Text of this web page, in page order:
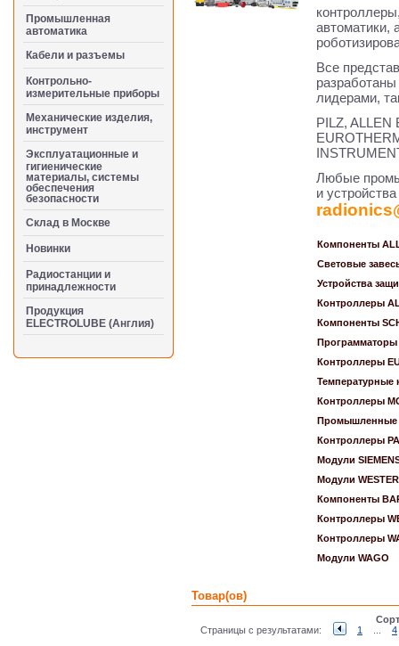
автоматики,
Все
лидерами,
PILZ, ALLEN
Любые
и
Компоненты
Световые
Устройства
Контроллеры
Компоненты
Программаторы
Контроллеры
Температурные
Контроллеры
Промышленные
Контроллеры
Модули
Модули
Компоненты
Контроллеры
Контроллеры
Модули WAGO
Товар(ов)
Страницы с результатами:
1 4
Промышленная
автоматика
Кабели и разъемы
Контрольно-
измерительные приборы
Механические изделия,
инструмент
Эксплуатационные и
гигиенические
материалы, системы
обеспечения
безопасности
Cклад в Москве
Новинки
Радиостанции и
принадлежности
Продукция
ELECTROLUBE (Англия)